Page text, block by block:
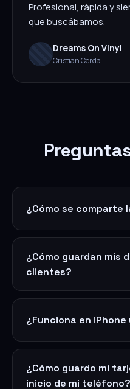
Profesional, rápida y
que buscábamos.
Dreams On Vinyl
Cristian Cerda
¿Cómo se comparte
¿Cómo guardan mis
clientes?
¿Funciona en iPhone
¿Cómo guardo mi
inicio de mi teléfono?